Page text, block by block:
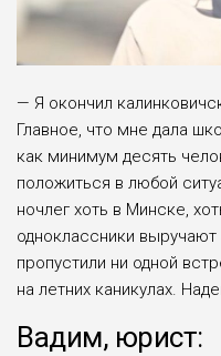
— Я окончил
Главное, что мне дала
как минимум десять
положиться в любой
ночлег хоть в Минске,
одноклассники выручают
пропустили ни одной
на летних каникулах.
Вадим, юрист: